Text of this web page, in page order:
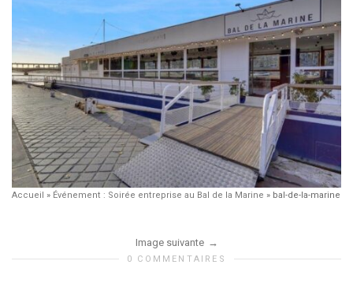
Accueil » Événement : Soirée entreprise au Bal de la Marine » bal-de-la-marine
Image suivante
0 COMMENTAIRES